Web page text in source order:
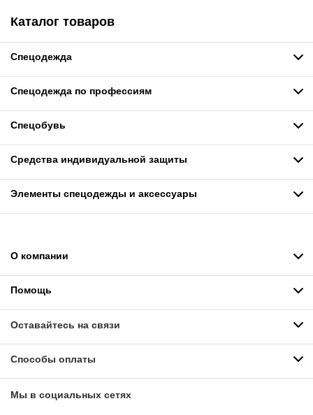
Каталог товаров
Спецодежда
Спецодежда по профессиям
Спецобувь
Средства индивидуальной защиты
Элементы спецодежды и аксессуары
О компании
Помощь
Оставайтесь на связи
Способы оплаты
Мы в социальных сетях